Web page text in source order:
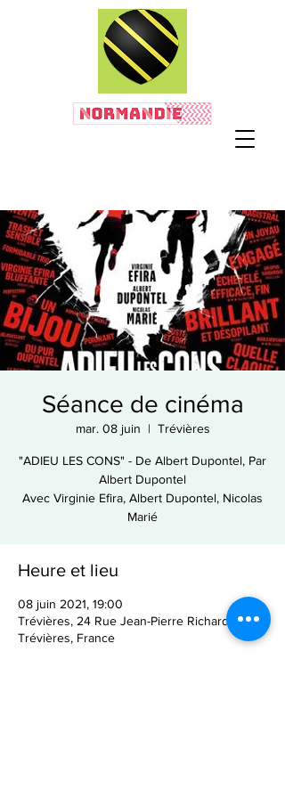
Séance de cinéma
mar. 08 juin
  |
Trévières
"ADIEU LES CONS" - De Albert Dupontel, Par
Albert Dupontel
Avec Virginie Efira, Albert Dupontel, Nicolas
Heure et lieu
08 juin 2021, 19:00
Trévières, 24 Rue Jean-Pierre Richard, 14710
Trévières, France